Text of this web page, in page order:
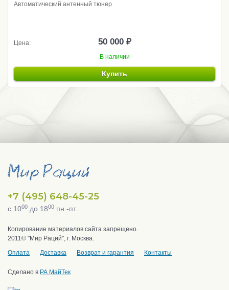
Автоматический антенный тюнер
Цена: 50 000 ₽
В наличии
Купить
+7 (495) 648-45-25
с 1000 до 1800 пн.-пт.
Копирование материалов сайта запрещено.
2011© "Мир Раций", г. Москва.
Оплата
Доставка Возврат и гарантия Контакты
Сделано в РА МайТек